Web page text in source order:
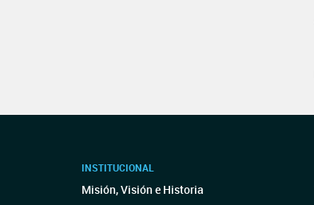
INSTITUCIONAL
Misión, Visión e Historia